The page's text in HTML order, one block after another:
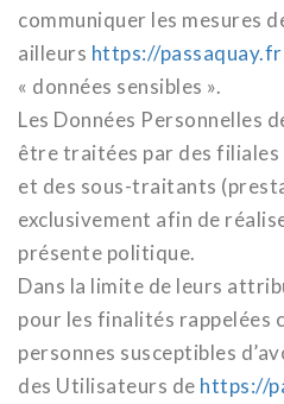
communiquer les mesures
ailleurs https://passaquay.fr
« données sensibles ».
Les Données Personnelles
être traitées par des filiales
et des sous-traitants
exclusivement afin de
présente politique.
Dans la limite de leurs
pour les finalités rappelées
personnes susceptibles
des Utilisateurs de https://